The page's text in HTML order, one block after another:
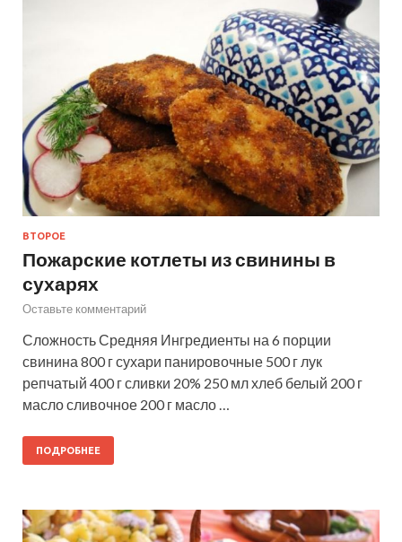
ВТОРОЕ
Пожарские котлеты из свинины в
сухарях
Оставьте комментарий
Сложность Средняя Ингредиенты на 6 порции
свинина 800 г сухари панировочные 500 г лук
репчатый 400 г сливки 20% 250 мл хлеб белый 200 г
масло сливочное 200 г масло …
ПОДРОБНЕЕ